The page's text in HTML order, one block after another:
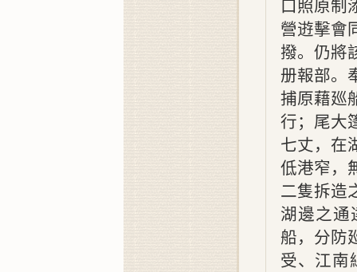
口照原制
營逰擊會
撥。仍將
册報部。
捕原藉廵
行；尾大
七丈，在
低港窄，
二隻拆造
湖邊之通
船，分防
受、 江南